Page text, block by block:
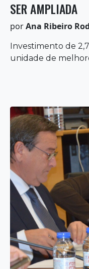
SER AMPLIADA
porAna Ribeiro
Investimento de
unidade de